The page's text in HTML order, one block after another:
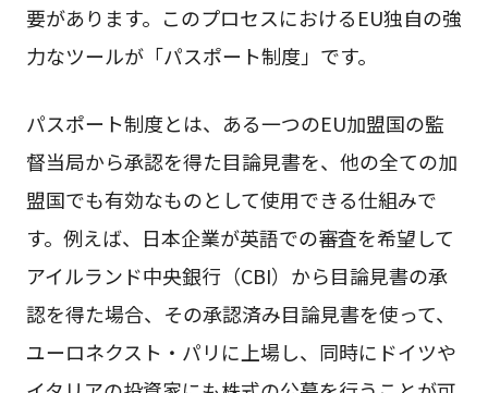
要があります。このプロセスにおけるEU独自の強
力なツールが「パスポート制度」です。
パスポート制度とは、ある一つのEU加盟国の監
督当局から承認を得た目論見書を、他の全ての加
盟国でも有効なものとして使用できる仕組みで
す。例えば、日本企業が英語での審査を希望して
アイルランド中央銀行（CBI）から目論見書の承
認を得た場合、その承認済み目論見書を使って、
ユーロネクスト・パリに上場し、同時にドイツや